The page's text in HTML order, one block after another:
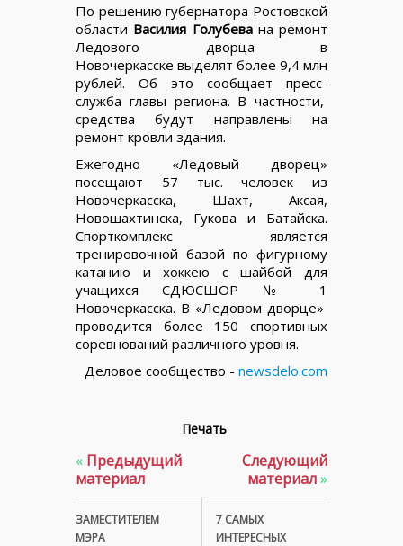
По решению губернатора Ростовской
области Василия Голубевана ремонт
Ледового дворца в
Новочеркасске выделят более 9,4 млн
рублей. Об это сообщает пресс-
служба главы региона. В частности,
средства будут направлены на
ремонт кровли здания.
Ежегодно «Ледовый дворец»
посещают 57 тыс. человек из
Новочеркасска, Шахт, Аксая,
Новошахтинска, Гукова и Батайска.
Спорткомплекс является
тренировочной базой по фигурному
катанию и хоккею с шайбой для
учащихся СДЮСШОР № 1
Новочеркасска. В «Ледовом дворце»
проводится более 150 спортивных
соревнований различного уровня.
Деловое сообщество - newsdelo.com
Печать
« Предыдущий
материал
ЗАМЕСТИТЕЛЕМ
МЭРА
Следующий
материал»
7 САМЫХ
ИНТЕРЕСНЫХ